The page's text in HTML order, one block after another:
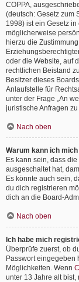
COPPA,
(deutsch: Gesetz zum
1998) ist ein Gesetz
möglicherweise
hierzu die
oder die Website, auf
rechtlichen Beistand
Besitzer dieses
Anlaufstelle für
unter der Frage „An
juristische Anfragen
Nach oben
Warum kann ich
Es kann sein, dass
ausgeschaltet hat,
Es könnte auch sein,
du dich registrieren
dich an die Board-
Nach oben
Ich habe mich
Überprüfe zuerst, ob
Passwort eingegeben
Möglichkeiten. Wenn
unter 13 Jahre alt